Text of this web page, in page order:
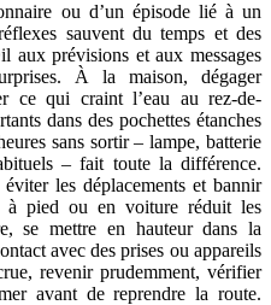
ou d’un épisode lié à un
sauvent du temps et des
prévisions et aux messages
À la maison, dégager
ce qui craint l’eau au rez-de-
dans des pochettes étanches
sans sortir – lampe, batterie
– fait toute la différence.
les déplacements et bannir
à pied ou en voiture réduit les
se mettre en hauteur dans la
avec des prises ou appareils
revenir prudemment, vérifier
avant de reprendre la route.